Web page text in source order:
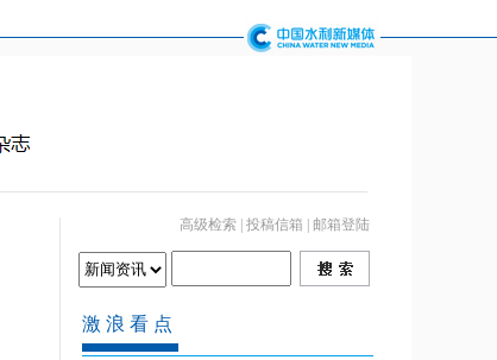
高级检索 投稿信箱 邮箱登陆